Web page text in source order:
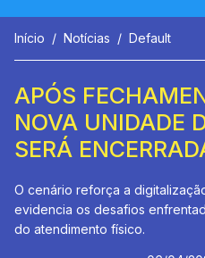
Início Notícias Default
APÓS
NOVA UNIDADE
SERÁ
O cenário reforça a
evidencia os desafios
do atendimento físico.